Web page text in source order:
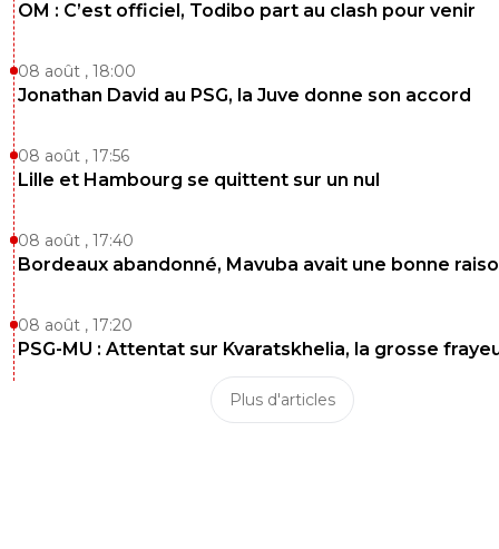
OM : C’est officiel, Todibo part au clash pour venir
08 août , 18:00
Jonathan David au PSG, la Juve donne son accord
08 août , 17:56
Lille et Hambourg se quittent sur un nul
08 août , 17:40
Bordeaux abandonné, Mavuba avait une bonne
08 août , 17:20
PSG-MU : Attentat sur Kvaratskhelia, la grosse
Plus d'articles